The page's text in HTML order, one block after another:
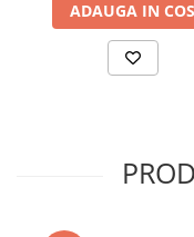
ADAUGA IN COS